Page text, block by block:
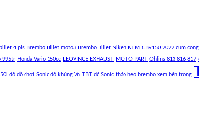
4 pis Brembo Billet moto3 Brembo Billet Niken KTM CBR150 2022 cùm
995tr Honda Vario 150cc LEOVINCE EXHAUST MOTO PART Ohlins 813 816 817
độ đồ chơi Sonic độ khủng Vn TBT độ Sonic tháo heo brembo xem bên trong